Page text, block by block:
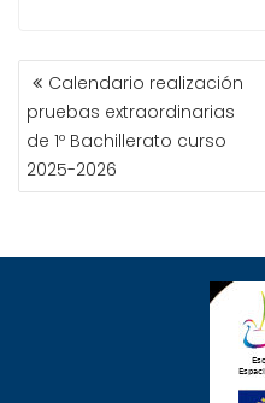
NAVEGACIÓN
DE
ENTRADAS
Calendario realización
pruebas extraordinarias
de 1º Bachillerato curso
2025-2026